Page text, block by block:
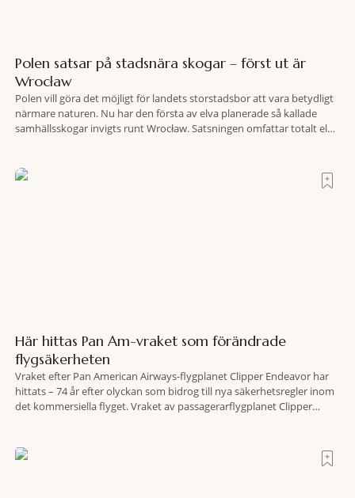
Polen satsar på stadsnära skogar – först ut är
Wrocław
Polen vill göra det möjligt för landets storstadsbor att vara betydligt
närmare naturen. Nu har den första av elva planerade så kallade
samhällsskogar invigts runt Wrocław. Satsningen omfattar totalt elva
fler människor ska kunna promenera, motionera
Här hittas Pan Am-vraket som förändrade
flygsäkerheten
Vraket efter Pan American Airways-flygplanet Clipper Endeavor har
hittats – 74 år efter olyckan som bidrog till nya säkerhetsregler inom
det kommersiella flyget. Vraket av passagerarflygplanet Clipper
lokaliserades den 2 juni i år med hjälp